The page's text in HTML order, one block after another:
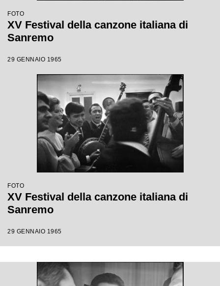
FOTO
XV Festival della canzone italiana di
Sanremo
29 GENNAIO 1965
FOTO
XV Festival della canzone italiana di
Sanremo
29 GENNAIO 1965